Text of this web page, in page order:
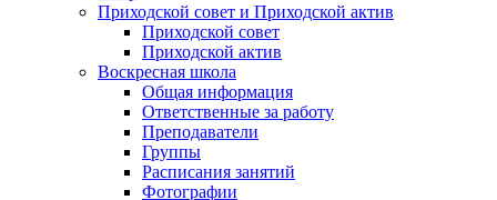
Приходской совет и Приходской актив
Приходской совет
Приходской актив
Воскресная школа
Общая информация
Ответственные за работу
Преподаватели
Группы
Расписания занятий
Фотографии